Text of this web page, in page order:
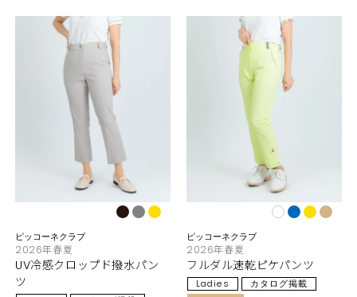
ピッコーネクラブ
2026年春夏
UV冷感クロップド撥水パン
ツ
ピッコーネクラブ
2026年春夏
フルダル速乾ピケパンツ
Ladies
カタログ掲載